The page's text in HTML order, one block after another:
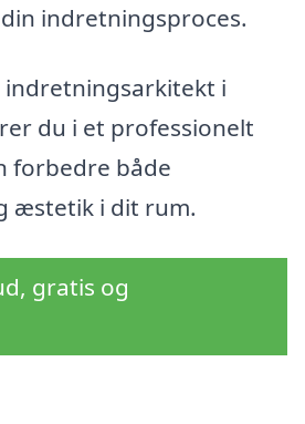
indretningsproces.
i
du i et professionelt
forbedre både
æstetik i dit rum.
gratis og